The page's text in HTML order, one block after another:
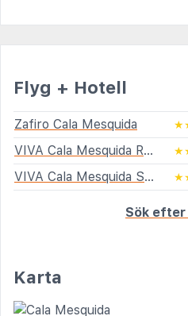
Flyg + Hotell
Zafiro Cala Mesquida
VIVA Cala Mesquida Resort & Spa
VIVA Cala Mesquida Suites & Spa
Sök
Karta